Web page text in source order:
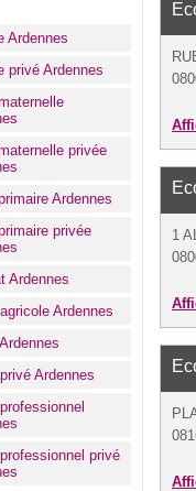
Ardennes
privé Ardennes
privée
Ardennes
privée
Ardennes
Ardennes
Ardennes
privé
1